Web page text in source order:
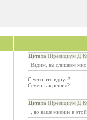
Цитата (Президиум Д
Вадим, вы слишком
С чего это вдруг?
Семён так решил?
Цитата (Президиум Д
, но ваше мнение в